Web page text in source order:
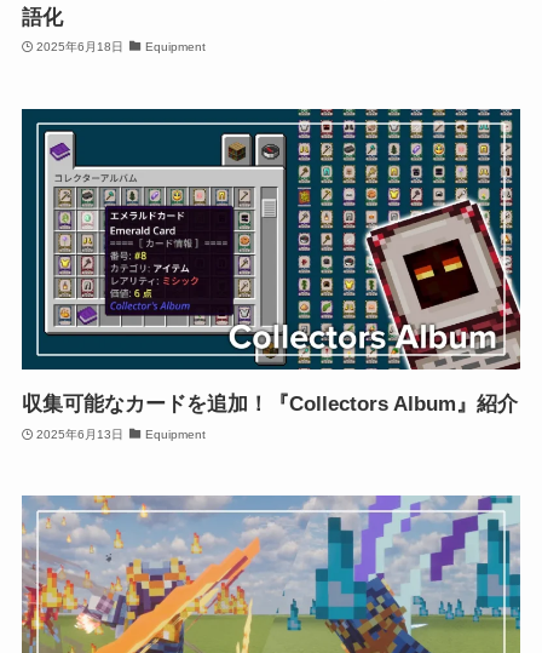
語化
2025年6月18日 Equipment
収集可能なカードを追加！『Collectors Album』紹介
2025年6月13日 Equipment